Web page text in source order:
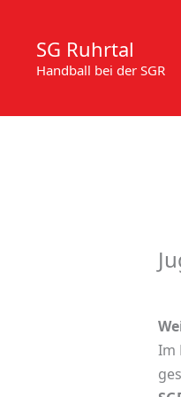
springenSG Ruhrtal
Handball bei der SGR
Im